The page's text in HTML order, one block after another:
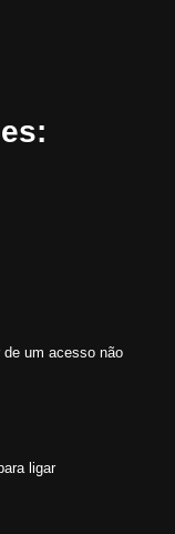
um acesso não
ligar